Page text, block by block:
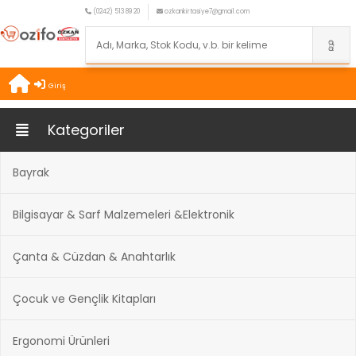
(0242) 513 89 20 ozkankirtasiye7@gmail.com
Giriş
Kategoriler
Bayrak
Bilgisayar & Sarf Malzemeleri &Elektronik
Çanta & Cüzdan & Anahtarlık
Çocuk ve Gençlik Kitapları
Ergonomi Ürünleri